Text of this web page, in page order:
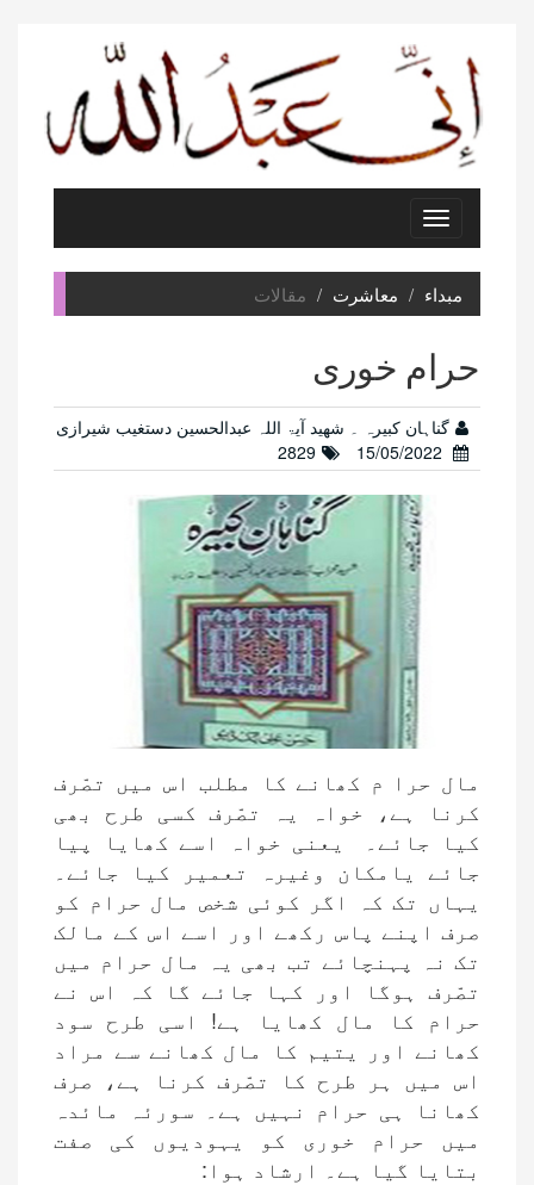
Toggle
navigation
مبداء
معاشرت مقالات
حرام خوری
گناہان کبیرہ ۔ شھید آیۃ اللہ عبدالحسین دستغیب شیرازی
2829
مال حرا م کھانے کا مطلب اس میں تصّرف
کرنا ہے، خواہ یہ تصّرف کسی طرح بھی
کیا جائے۔ یعنی خواہ اسے کھایا پیا
جائے یامکان وغیرہ تعمیر کیا جائے۔
یہاں تک کہ اگر کوئی شخص مال حرام کو
صرف اپنے پاس رکھے اور اسے اس کے مالک
تک نہ پہنچائے تب بھی یہ مال حرام میں
تصّرف ہوگا اور کہا جائے گا کہ اس نے
حرام کا مال کھایا ہے! اسی طرح سود
کھانے اور یتیم کا مال کھانے سے مراد
اس میں ہر طرح کا تصّرف کرنا ہے، صرف
کھانا ہی حرام نہیں ہے۔ سورئہ مائدہ
میں حرام خوری کو یہودیوں کی صفت
بتایا گیا ہے۔ ارشاد ہوا: